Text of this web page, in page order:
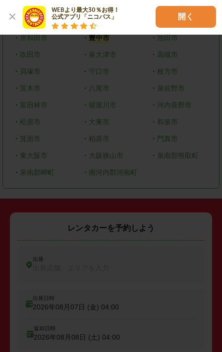
WEBより最大30％お得！
公式アプリ「ニコパス」
開く
その他市区町村
・ 岸和田市 ・ 豊中市 ・ 池田市
・ 吹田市 ・ 泉大津市 ・ 高槻市
・ 貝塚市 ・ 守口市 ・枚方市
・ 茨木市 ・ 八尾市 ・ 泉佐野市
・ 富田林市 ・ 寝屋川市 ・ 河内長野市
・ 松原市 ・ 大東市 ・ 和泉市
・ 箕面市 ・ 柏原市 ・ 門真市
・ 東大阪市 ・ 大阪狭山市 ・ 泉南郡熊取町
・ 泉南郡岬町 ・ 南河内郡河南町
レンタカーを予約しよう
出発
出発日時
2026年08月07日 (金) 04:00
返却日時
2026年08月08日 (土) 04:00